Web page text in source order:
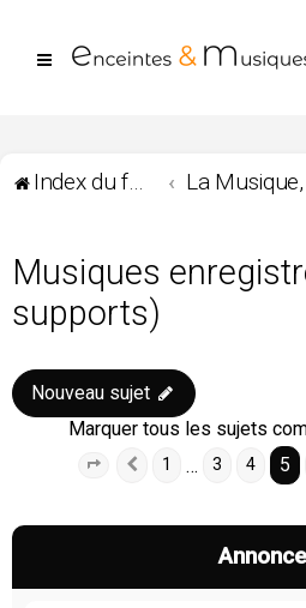
Index du forum
Musiques
supports)
Nouveau sujet
Marquer tous les sujets
Page sur14
Précédente
1 … 3 4 5